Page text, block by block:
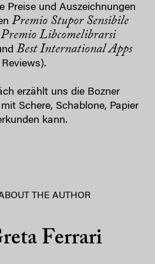
Preise und Auszeichnungen
Premio Stupor Sensibile
Premio Libcomelibrarsi
Best International Apps
erzählt uns die Bozner
Schere, Schablone, Papier
kann.
THE AUTHOR
Ferrari